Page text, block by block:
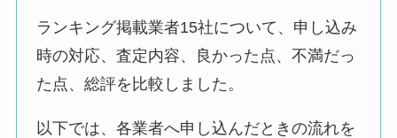
ランキング掲載業者15社について、申し込み
時の対応、査定内容、良かった点、不満だっ
た点、総評を比較しました。
以下では、各業者へ申し込んだときの流れを